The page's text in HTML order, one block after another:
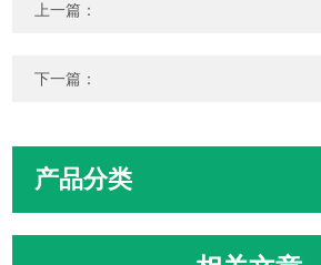
上一篇：
下一篇：
产品分类